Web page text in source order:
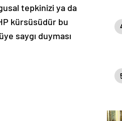
tepkinizi ya da
kürsüsüdür bu
saygı duyması